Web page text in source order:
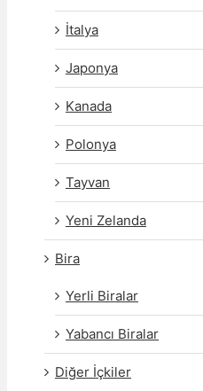
İtalya
Japonya
Kanada
Polonya
Tayvan
Yeni Zelanda
Bira
Yerli Biralar
Yabancı Biralar
Diğer İçkiler